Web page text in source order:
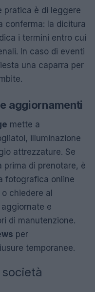
pratica è di leggere
conferma: la dicitura
i termini entro cui
In caso di eventi
una caparra per
aggiornamenti
mette a
illuminazione
attrezzature. Se
prima di prenotare, è
fotografica online
o chiedere al
e
di manutenzione.
per
temporanee.